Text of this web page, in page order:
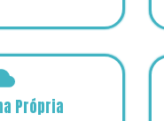
Própria